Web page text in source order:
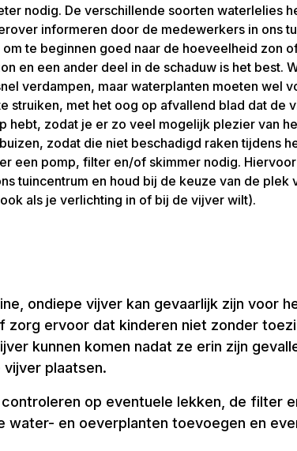
nodig. De verschillende soorten waterlelies
informeren door de medewerkers in ons
te beginnen goed naar de hoeveelheid zon
en een ander deel in de schaduw is het best.
verdampen, maar waterplanten moeten wel
struiken, met het oog op afvallend blad dat
hebt, zodat je er zo veel mogelijk plezier van
zodat die niet beschadigd raken tijdens
een pomp, filter en/of skimmer nodig.
tuincentrum en houd bij de keuze van de
als je verlichting in of bij de vijver wilt).
ondiepe vijver kan gevaarlijk zijn voor
ervoor dat kinderen niet zonder
kunnen komen nadat ze erin zijn
plaatsen.
op eventuele lekken, de filter
water- en oeverplanten toevoegen en